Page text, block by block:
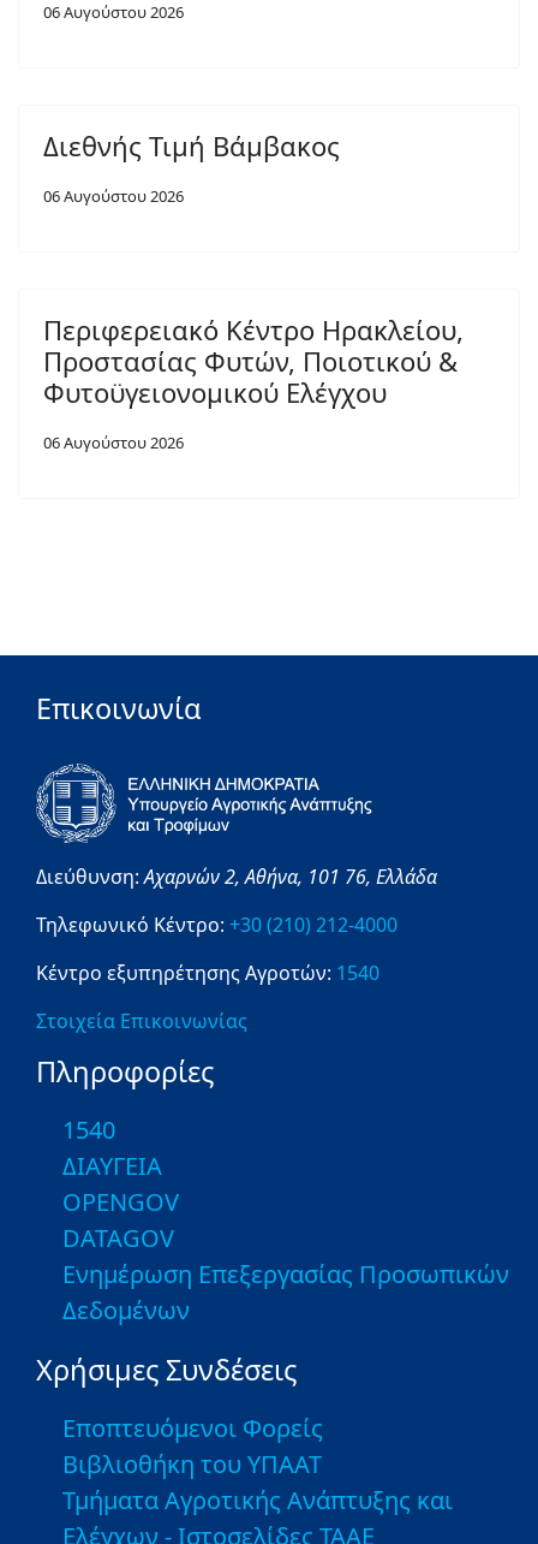
06 Αυγούστου 2026
Διεθνής Τιμή Βάμβακος
06 Αυγούστου 2026
Περιφερειακό Κέντρο Ηρακλείου,
Προστασίας Φυτών, Ποιοτικού &
Φυτοϋγειονομικού Ελέγχου
06 Αυγούστου 2026
Επικοινωνία
Διεύθυνση:Αχαρνών 2,Αθήνα, 101 76, Ελλάδα
Τηλεφωνικό Κέντρο: +30 (210) 212-4000
Κέντρο εξυπηρέτησης Αγροτών: 1540
Στοιχεία Επικοινωνίας
Πληροφορίες
1540
ΔΙΑΥΓΕΙΑ
OPENGOV
DATAGOV
Ενημέρωση Επεξεργασίας Προσωπικών
Δεδομένων
Χρήσιμες Συνδέσεις
Εποπτευόμενοι Φορείς
Βιβλιοθήκη του ΥΠΑΑΤ
Τμήματα Αγροτικής Ανάπτυξης και
Ελέγχων - Ιστοσελίδες ΤΑΑΕ